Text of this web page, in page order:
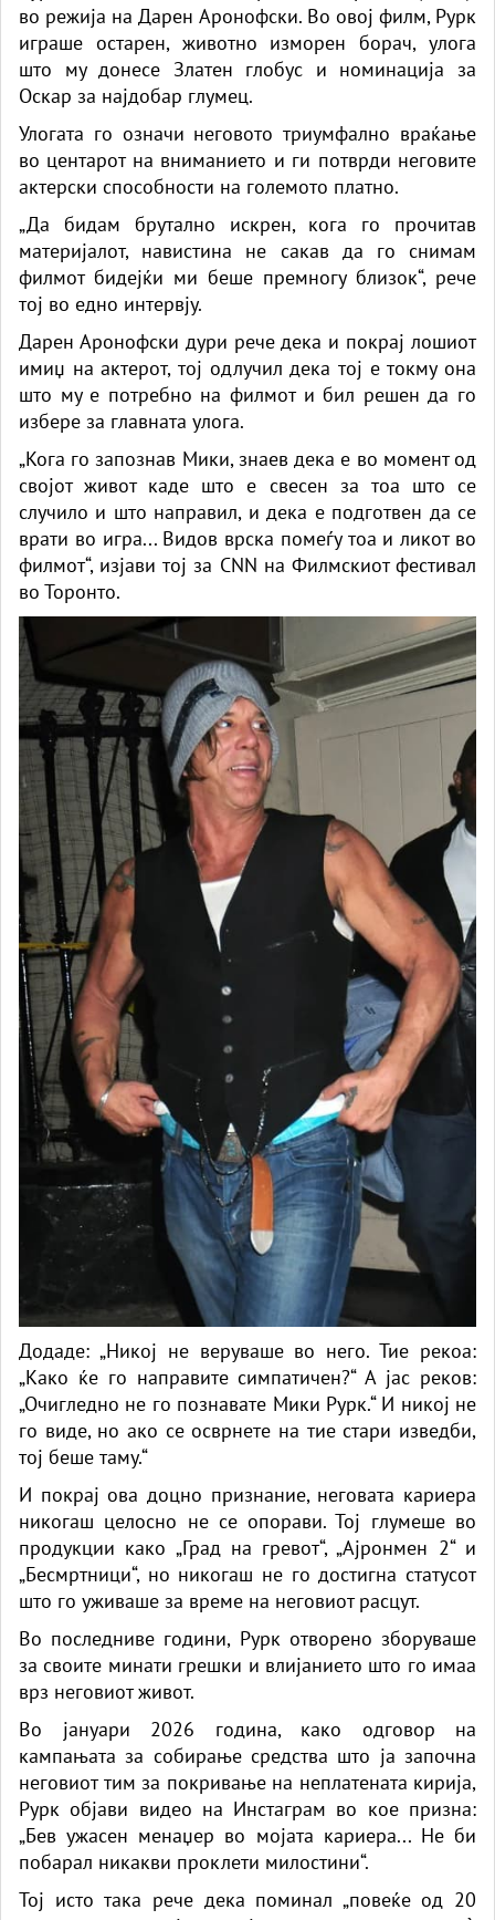
во режија на Дарен Аронофски. Во овој филм, Рурк
играше остарен, животно изморен борач, улога
што му донесе Златен глобус и номинација за
Оскар за најдобар глумец.
Улогата го означи неговото триумфално враќање
во центарот на вниманието и ги потврди неговите
актерски способности на големото платно.
„Да бидам брутално искрен, кога го прочитав
материјалот, навистина не сакав да го снимам
филмот бидејќи ми беше премногу близок“, рече
тој во едно интервју.
Дарен Аронофски дури рече дека и покрај лошиот
имиџ на актерот, тој одлучил дека тој е токму она
што му е потребно на филмот и бил решен да го
избере за главната улога.
„Кога го запознав Мики, знаев дека е во момент од
својот живот каде што е свесен за тоа што се
случило и што направил, и дека е подготвен да се
врати во игра... Видов врска помеѓу тоа и ликот во
филмот“, изјави тој за CNN на Филмскиот фестивал
во Торонто.
Додаде: „Никој не веруваше во него. Тие рекоа:
„Како ќе го направите симпатичен?“ А јас реков:
„Очигледно не го познавате Мики Рурк.“ И никој не
го виде, но ако се осврнете на тие стари изведби,
тој беше таму.“
И покрај ова доцно признание, неговата кариера
никогаш целосно не се опорави. Тој глумеше во
продукции како „Град на гревот“, „Ајронмен 2“ и
„Бесмртници“, но никогаш не го достигна статусот
што го уживаше за време на неговиот расцут.
Во последниве години, Рурк отворено зборуваше
за своите минати грешки и влијанието што го имаа
врз неговиот живот.
Во јануари 2026 година, како одговор на
кампањата за собирање средства што ја започна
неговиот тим за покривање на неплатената кирија,
Рурк објави видео на Инстаграм во кое призна:
„Бев ужасен менаџер во мојата кариера... Не би
побарал никакви проклети милостини“.
Тој исто така рече дека поминал „повеќе од 20